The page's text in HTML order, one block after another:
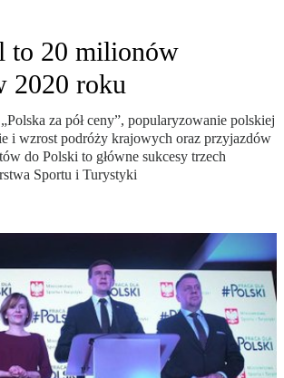
to 20 milionów
2020 roku
za pół ceny”, popularyzowanie polskiej
i wzrost podróży krajowych oraz przyjazdów
do Polski to główne sukcesy trzech
Sportu i Turystyki